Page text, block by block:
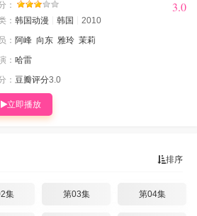
： 3.0
： 韩国动漫 韩国
2010
： 阿峰 向东 雅玲 茉莉
： 哈雷
： 豆瓣评分3.0
立即播放
排序
集 第03集 第04集